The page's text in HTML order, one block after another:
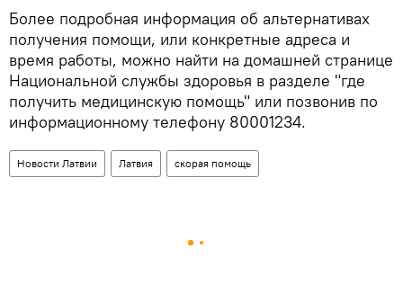
Более подробная информация об альтернативах
получения помощи, или конкретные адреса и
время работы, можно найти на домашней странице
Национальной службы здоровья в разделе "где
получить медицинскую помощь" или позвонив по
информационному телефону 80001234.
Новости Латвии Латвия скорая помощь